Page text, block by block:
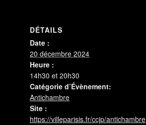
DÉTAILS
Date :
20 décembre 2024
Heure :
14h30 et 20h30
Catégorie d’Évènement:
Antichambre
Site :
https://villeparisis.fr/ccjp/antichambre